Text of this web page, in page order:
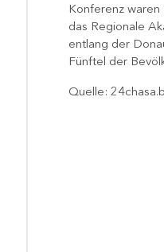
Konferenz
das Regionale
entlang der
Fünftel der
Quelle: